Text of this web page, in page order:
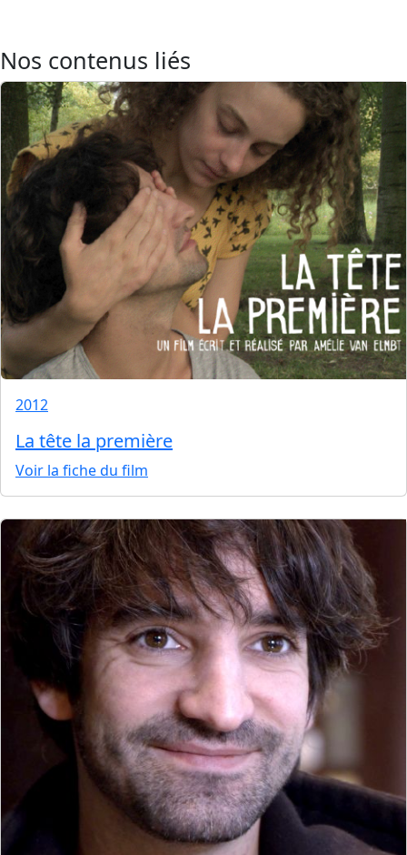
Nos contenus liés
2012
La tête la première
Voir la fiche du film